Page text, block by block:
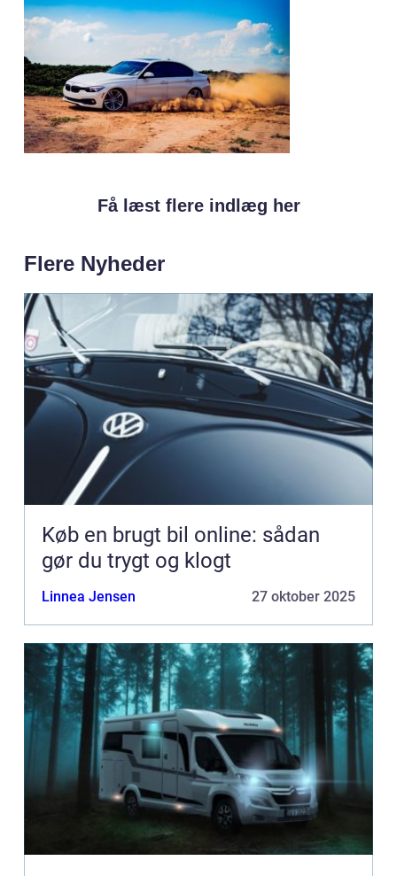
Få læst flere indlæg her
Flere Nyheder
Køb en brugt bil online: sådan
gør du trygt og klogt
Linnea Jensen 27 oktober 2025